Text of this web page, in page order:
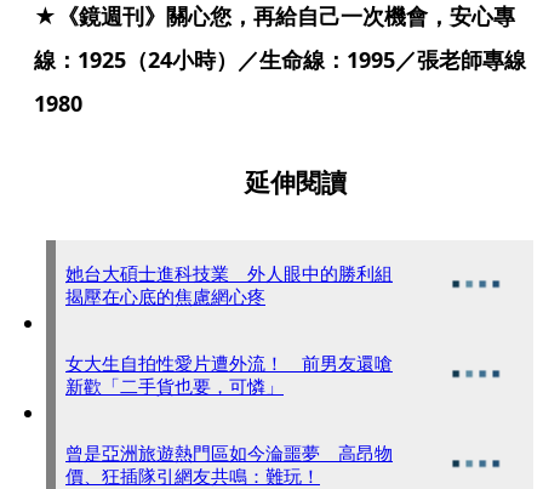
★《鏡週刊》關心您，再給自己一次機會，安心專
線：1925（24小時）／生命線：1995／張老師專線
1980
延伸閱讀
她台大碩士進科技業 外人眼中的勝利組
揭壓在心底的焦慮網心疼
女大生自拍性愛片遭外流！ 前男友還嗆
新歡「二手貨也要，可憐」
曾是亞洲旅遊熱門區如今淪噩夢 高昂物
價、狂插隊引網友共鳴：難玩！